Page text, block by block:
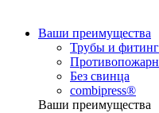
Ваши преимущества
Трубы и
Без свинца
combipress®
Ваши преимущества